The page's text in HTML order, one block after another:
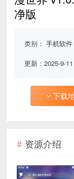
净版
类别：手机软件
更新：2025-9-
下载
资源介绍